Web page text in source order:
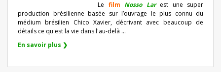
Le film Nosso Lar est une super
production brésilienne basée sur l’ouvrage le plus connu du
médium brésilien Chico Xavier, décrivant avec beaucoup de
détails ce qu'est la vie dans l'au-delà ...
En savoir plus ❯